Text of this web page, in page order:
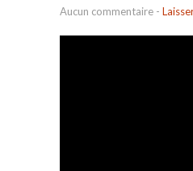
Aucun commentaire -